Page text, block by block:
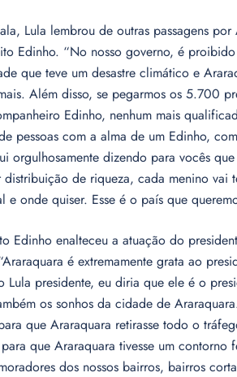
Lula lembrou de outras passagens
Edinho. “No nosso governo, é
que teve um desastre climático e
Além disso, se pegarmos os 5.700
Edinho, nenhum mais
pessoas com a alma de um Edinho,
orgulhosamente dizendo para vocês
distribuição de riqueza, cada menino
e onde quiser. Esse é o país que
Edinho enalteceu a atuação do
é extremamente grata ao
Lula presidente, eu diria que ele é o
os sonhos da cidade de
que Araraquara retirasse todo o
que Araraquara tivesse um
dos nossos bairros, bairros